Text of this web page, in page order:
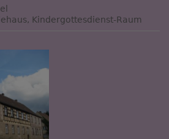
Kindergottesdienst-Raum